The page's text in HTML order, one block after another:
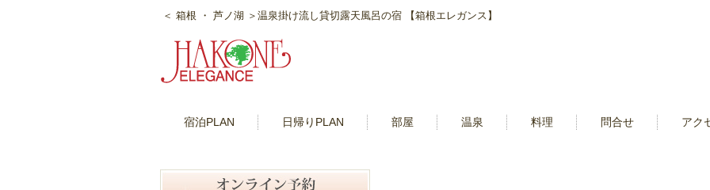
＜ 箱根 ・ 芦ノ湖 ＞温泉掛け流し貸切露天風呂の宿 【箱根エレガンス】
宿泊PLAN 日帰りPLAN 部屋 温泉 料理 問合せ アク